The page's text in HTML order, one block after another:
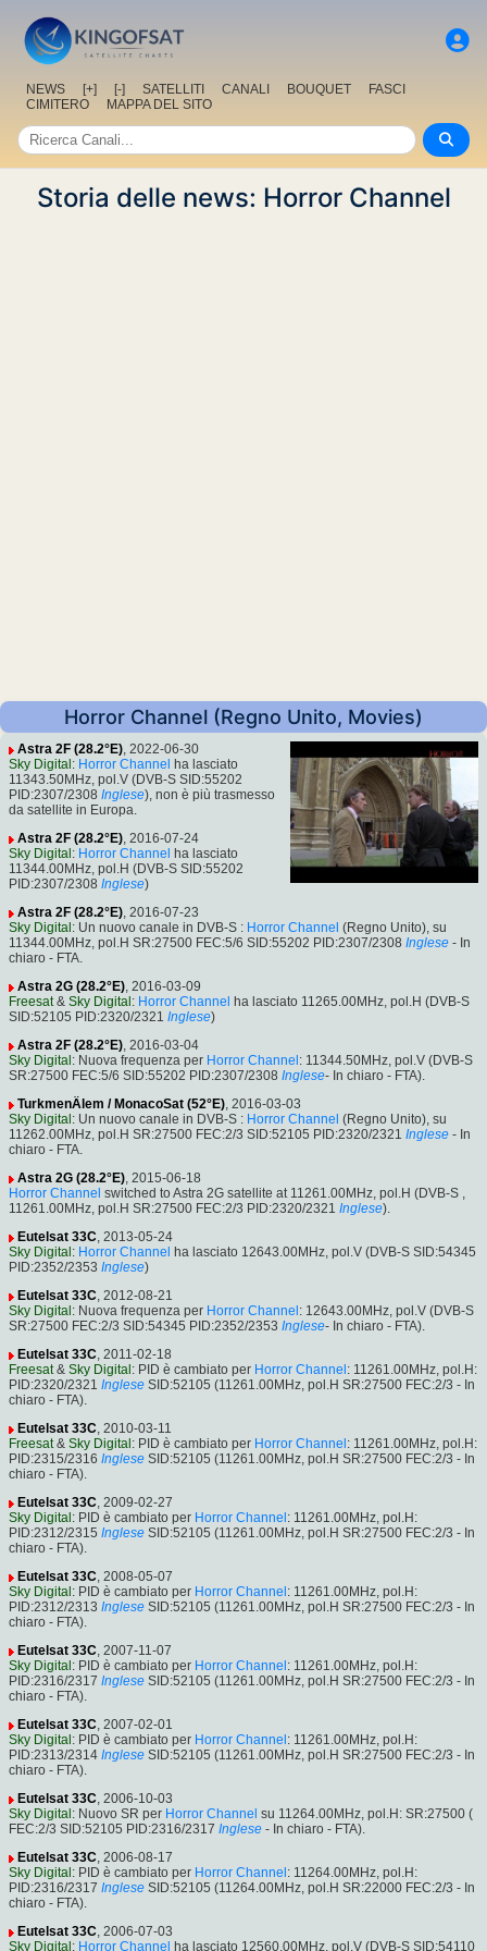
NEWS [+] [-] SATELLITI CANALI BOUQUET
FASCI
CIMITERO
MAPPA DEL SITO
Storia delle news: Horror Channel
Horror Channel (Regno Unito, Movies)
Astra 2F (28.2°E), 2022-06-30
Sky Digital : Horror Channel
ha lasciato
11343.50MHz, pol.V (DVB-S SID:55202
PID:2307/2308 Inglese), non è più trasmesso
da satellite in Europa.
Astra 2F (28.2°E), 2016-07-24
Sky Digital : Horror Channel
ha lasciato
11344.00MHz, pol.H (DVB-S SID:55202
PID:2307/2308 Inglese)
Astra 2F (28.2°E), 2016-07-23
Sky Digital : Un nuovo canale in DVB-S : Horror Channel (Regno Unito), su
11344.00MHz, pol.H SR:27500 FEC:5/6 SID:55202 PID:2307/2308 Inglese - In
chiaro - FTA.
Astra 2G (28.2°E), 2016-03-09
Freesat& Sky Digital : Horror Channel
ha lasciato 11265.00MHz, pol.H (DVB-S
SID:52105 PID:2320/2321 Inglese)
Astra 2F (28.2°E), 2016-03-04
Sky Digital : Nuova frequenza per Horror Channel : 11344.50MHz, pol.V (DVB-S
SR:27500 FEC:5/6 SID:55202 PID:2307/2308 Inglese- In chiaro - FTA).
TurkmenÄlem / MonacoSat (52°E), 2016-03-03
Sky Digital : Un nuovo canale in DVB-S : Horror Channel (Regno Unito), su
11262.00MHz, pol.H SR:27500 FEC:2/3 SID:52105 PID:2320/2321 Inglese - In
chiaro - FTA.
Astra 2G (28.2°E), 2015-06-18
Horror Channel switched to Astra 2G satellite at 11261.00MHz, pol.H (DVB-S ,
11261.00MHz, pol.H SR:27500 FEC:2/3 PID:2320/2321 Inglese).
Eutelsat 33C, 2013-05-24
Sky Digital : Horror Channel
ha lasciato 12643.00MHz, pol.V (DVB-S SID:54345
PID:2352/2353 Inglese)
Eutelsat 33C, 2012-08-21
Sky Digital : Nuova frequenza per Horror Channel : 12643.00MHz, pol.V (DVB-S
SR:27500 FEC:2/3 SID:54345 PID:2352/2353 Inglese- In chiaro - FTA).
Eutelsat 33C, 2011-02-18
Freesat& Sky Digital : PID è cambiato per Horror Channel : 11261.00MHz, pol.H:
PID:2320/2321 Inglese SID:52105 (11261.00MHz, pol.H SR:27500 FEC:2/3 - In
chiaro - FTA).
Eutelsat 33C, 2010-03-11
Freesat& Sky Digital : PID è cambiato per Horror Channel : 11261.00MHz, pol.H:
PID:2315/2316 Inglese SID:52105 (11261.00MHz, pol.H SR:27500 FEC:2/3 - In
chiaro - FTA).
Eutelsat 33C, 2009-02-27
Sky Digital : PID è cambiato per Horror Channel : 11261.00MHz, pol.H:
PID:2312/2315 Inglese SID:52105 (11261.00MHz, pol.H SR:27500 FEC:2/3 - In
chiaro - FTA).
Eutelsat 33C, 2008-05-07
Sky Digital : PID è cambiato per Horror Channel : 11261.00MHz, pol.H:
PID:2312/2313 Inglese SID:52105 (11261.00MHz, pol.H SR:27500 FEC:2/3 - In
chiaro - FTA).
Eutelsat 33C, 2007-11-07
Sky Digital : PID è cambiato per Horror Channel : 11261.00MHz, pol.H:
PID:2316/2317 Inglese SID:52105 (11261.00MHz, pol.H SR:27500 FEC:2/3 - In
chiaro - FTA).
Eutelsat 33C, 2007-02-01
Sky Digital : PID è cambiato per Horror Channel : 11261.00MHz, pol.H:
PID:2313/2314 Inglese SID:52105 (11261.00MHz, pol.H SR:27500 FEC:2/3 - In
chiaro - FTA).
Eutelsat 33C, 2006-10-03
Sky Digital : Nuovo SR per Horror Channel su 11264.00MHz, pol.H: SR:27500 (
FEC:2/3 SID:52105 PID:2316/2317 Inglese - In chiaro - FTA).
Eutelsat 33C, 2006-08-17
Sky Digital : PID è cambiato per Horror Channel : 11264.00MHz, pol.H:
PID:2316/2317 Inglese SID:52105 (11264.00MHz, pol.H SR:22000 FEC:2/3 - In
chiaro - FTA).
Eutelsat 33C, 2006-07-03
Sky Digital : Horror Channel ha lasciato 12560.00MHz, pol.V (DVB-S SID:54110